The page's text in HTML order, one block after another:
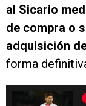
al Sicario
de compra o
adquisición
forma